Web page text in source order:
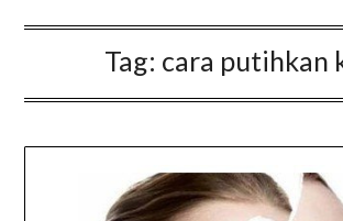
Tag: cara putihkan